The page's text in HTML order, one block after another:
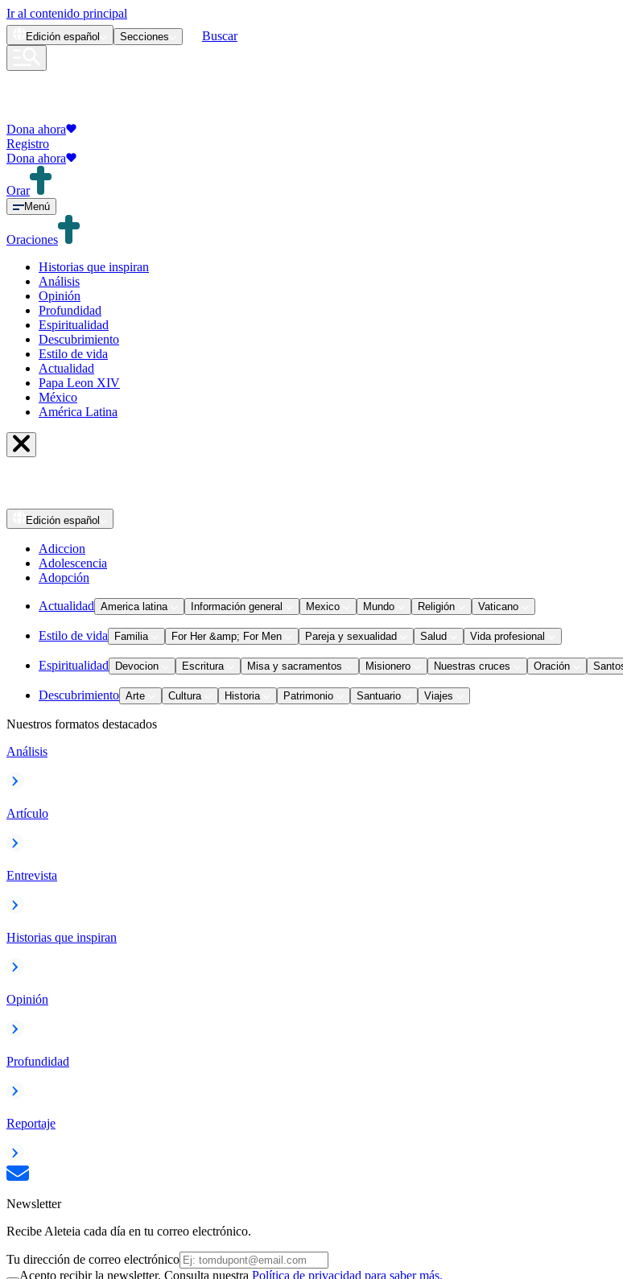
Ir al contenido principal
Edición español Secciones Buscar
Dona ahora
Registro
Dona ahora
Orar
Menú
Oraciones
Historias que inspiran
Análisis
Opinión
Profundidad
Espiritualidad
Descubrimiento
Estilo de vida
Actualidad
Papa Leon XIV
México
América Latina
Edición español
Adiccion
Adolescencia
Adopción
Actualidad America latina Información general Mexico Mundo Religión Vaticano
Estilo de vida Familia For Her &amp; For Men Pareja y sexualidad Salud Vida profesional
Espiritualidad Devocion Escritura Misa y sacramentos Misionero Nuestras cruces Oración
Descubrimiento Arte Cultura Historia Patrimonio Santuario Viajes
Nuestros formatos destacados
Análisis
Artículo
Entrevista
Historias que inspiran
Opinión
Profundidad
Reportaje
Newsletter
Recibe Aleteia cada día en tu correo electrónico.
Tu dirección de correo electrónico
Acepto recibir la newsletter. Consulta nuestra Política de privacidad para saber más.